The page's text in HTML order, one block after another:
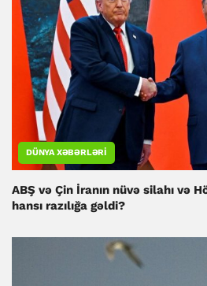
DÜNYA XƏBƏRLƏRI
ABŞ və Çin İranın nüvə silahı və
hansı razılığa gəldi?